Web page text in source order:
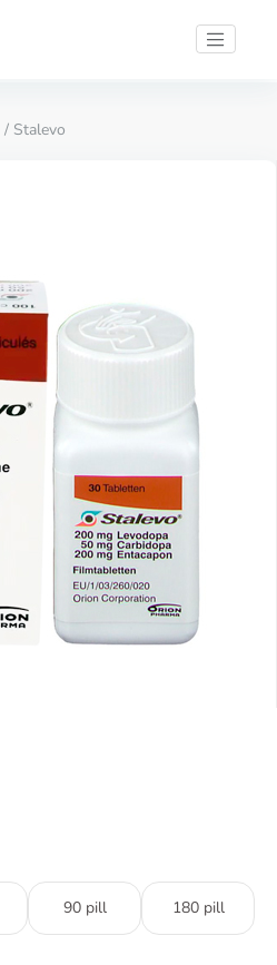
/ Stalevo
90 pill 180 pill